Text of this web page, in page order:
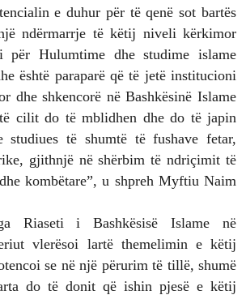
e duhur për të qenë sot bartës
ndërmarrje të këtij niveli kërkimor
për Hulumtime dhe studime islame
është paraparë që të jetë institucioni
dhe shkencorë në Bashkësinë Islame
cilit do të mblidhen dhe do të japin
të shumtë të fushave fetar,
gjithnjë në shërbim të ndriçimit të
kombëtare”, u shpreh Myftiu Naim
Riaseti i Bashkësisë Islame në
vlerësoi lartë themelimin e këtij
se në një përurim të tillë, shumë
do të donit që ishin pjesë e këtij